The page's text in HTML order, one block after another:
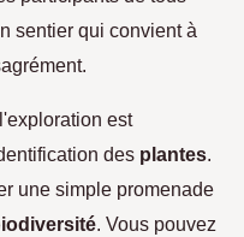
sentier qui convient à
est
des plantes.
une simple promenade
. Vous pouvez